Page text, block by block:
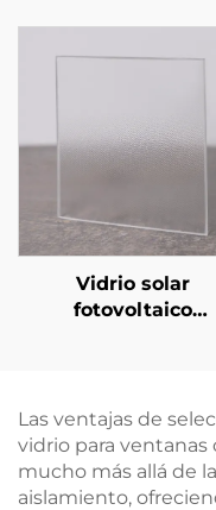
Vidrio solar
fotovoltaico
Las ventajas de
vidrio para
mucho más allá de
aislamiento,